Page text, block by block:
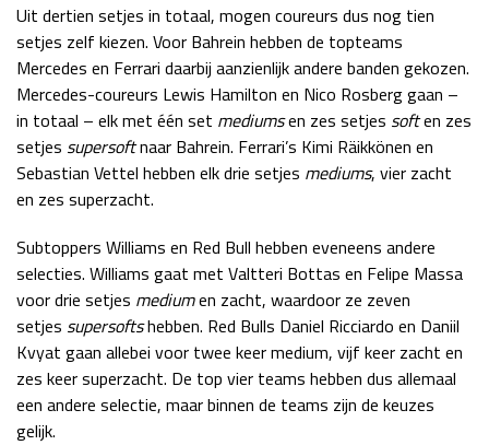
GP QATAR 2026 27 - 29 nov
Kwalificatie
Race
zo 17:00 - 19:00
Kwalificatie
za 15:00 - 16:00
Race
zo 14:00 - 16:00
Uit dertien setjes in totaal, mogen coureurs dus nog tien
setjes zelf kiezen. Voor Bahrein hebben de topteams
Mercedes en Ferrari daarbij aanzienlijk andere banden gekozen.
Mercedes-coureurs Lewis Hamilton en Nico Rosberg gaan –
in totaal – elk met één set mediumsen zes setjes soften zes
setjes supersoftnaar Bahrein. Ferrari’s Kimi Räikkönen en
Sebastian Vettel hebben elk drie setjes mediums, vier zacht
en zes superzacht.
Subtoppers Williams en Red Bull hebben eveneens andere
selecties. Williams gaat met Valtteri Bottas en Felipe Massa
voor drie setjes mediumen zacht, waardoor ze zeven
setjes supersoftshebben. Red Bulls Daniel Ricciardo en Daniil
Kvyat gaan allebei voor twee keer medium, vijf keer zacht en
zes keer superzacht. De top vier teams hebben dus allemaal
een andere selectie, maar binnen de teams zijn de keuzes
gelijk.